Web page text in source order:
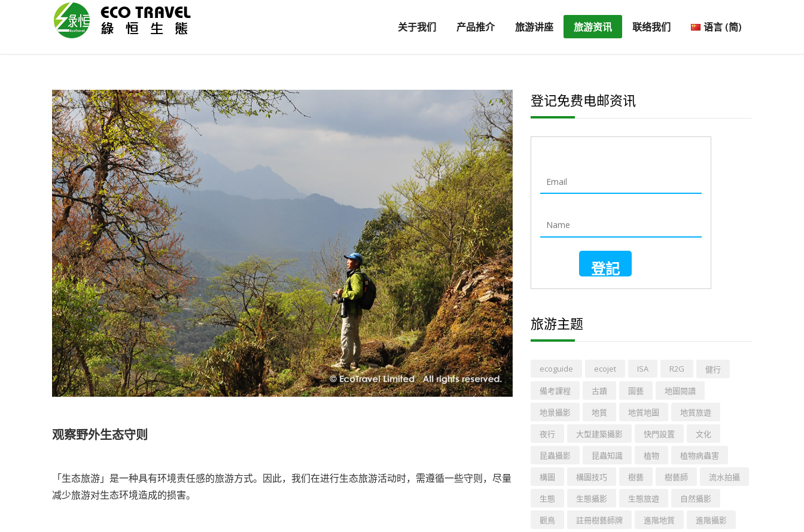
关于我们 产品推介 旅游讲座 旅游资讯 联络我们 语言 (简)
观察野外生态守则
「生态旅游」是一种具有环境责任感的旅游方式。因此，我们在进行生态旅游活动时，需遵循一些守则，尽量
减少旅游对生态环境造成的损害。
登记免费电邮资讯
旅游主题
ecoguide ecojet ISA R2G
健行
備考課程
古蹟 園藝
地圖閱讀
地景攝影
地質 地質地圖
地質旅遊
夜行
大型建築攝影 快門設置
文化
昆蟲攝影
昆蟲知識 植物
植物病蟲害
構圖
構圖技巧 樹藝 樹藝師
流水拍攝
生態
生態攝影 生態旅遊
自然攝影
觀鳥
註冊樹藝師牌 進階地質
進階攝影